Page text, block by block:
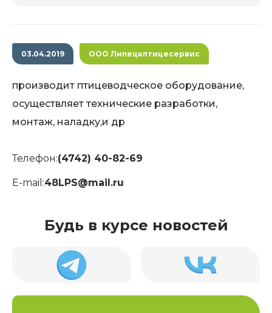
03.04.2019 ООО Липецкптицесервис
производит птицеводческое оборудование,
осуществляет технические разработки,
монтаж, наладку,и др
Телефон:(4742) 40-82-69
E-mail:48LPS@mail.ru
Будь в курсе новостей